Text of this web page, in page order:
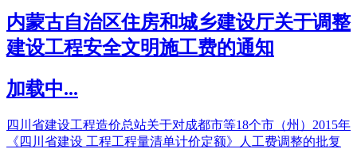
内蒙古自治区住房和城乡建设厅关于调整
建设工程安全文明施工费的通知
加载中...
四川省建设工程造价总站关于对成都市等18个市（州）2015年
《四川省建设 工程工程量清单计价定额》人工费调整的批复